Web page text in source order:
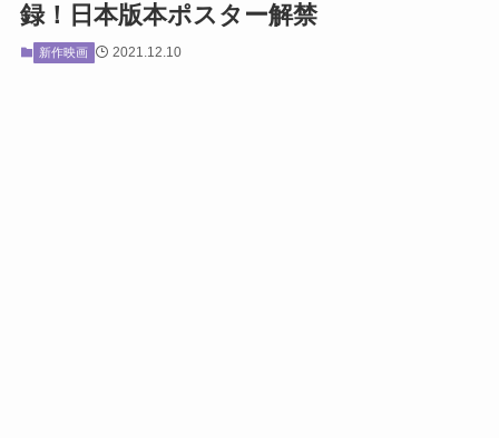
録！日本版本ポスター解禁
新作映画 2021.12.10